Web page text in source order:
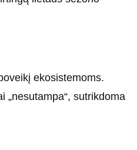
ekosistemoms.
„nesutampa“, sutrikdoma